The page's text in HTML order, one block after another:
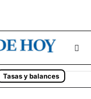
Tasas y balances